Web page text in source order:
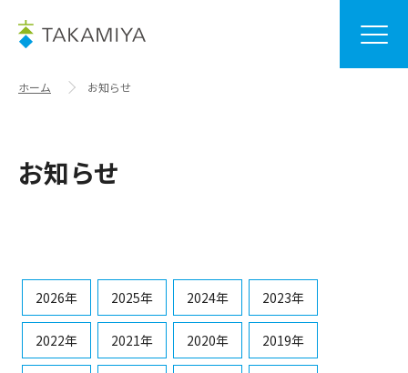
ホーム お知らせ
お知らせ
2026年 2025年 2024年 2023年
2022年 2021年 2020年 2019年